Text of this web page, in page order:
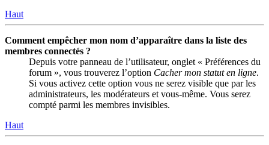
Haut
Comment empêcher mon nom d’apparaître dans la liste des
membres connectés ?
Depuis votre panneau de l’utilisateur, onglet « Préférences du
forum », vous trouverez l’option Cacher mon statut en ligne.
Si vous activez cette option vous ne serez visible que par les
administrateurs, les modérateurs et vous-même. Vous serez
compté parmi les membres invisibles.
Haut